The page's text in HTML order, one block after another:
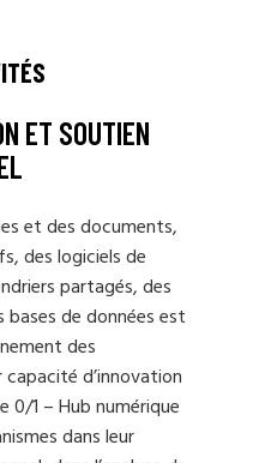
ET SOUTIEN
et des documents,
des logiciels de
partagés, des
de données est
des
d’innovation
0/1 – Hub numérique
dans leur